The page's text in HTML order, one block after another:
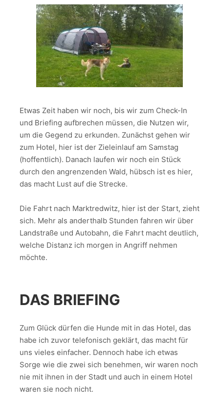
Etwas Zeit haben wir noch, bis wir zum Check-In
und Briefing aufbrechen müssen, die Nutzen wir,
um die Gegend zu erkunden. Zunächst gehen wir
zum Hotel, hier ist der Zieleinlauf am Samstag
(hoffentlich). Danach laufen wir noch ein Stück
durch den angrenzenden Wald, hübsch ist es hier,
das macht Lust auf die Strecke.
Die Fahrt nach Marktredwitz, hier ist der Start, zieht
sich. Mehr als anderthalb Stunden fahren wir über
Landstraße und Autobahn, die Fahrt macht deutlich,
welche Distanz ich morgen in Angriff nehmen
möchte.
DAS BRIEFING
Zum Glück dürfen die Hunde mit in das Hotel, das
habe ich zuvor telefonisch geklärt, das macht für
uns vieles einfacher. Dennoch habe ich etwas
Sorge wie die zwei sich benehmen, wir waren noch
nie mit ihnen in der Stadt und auch in einem Hotel
waren sie noch nicht.